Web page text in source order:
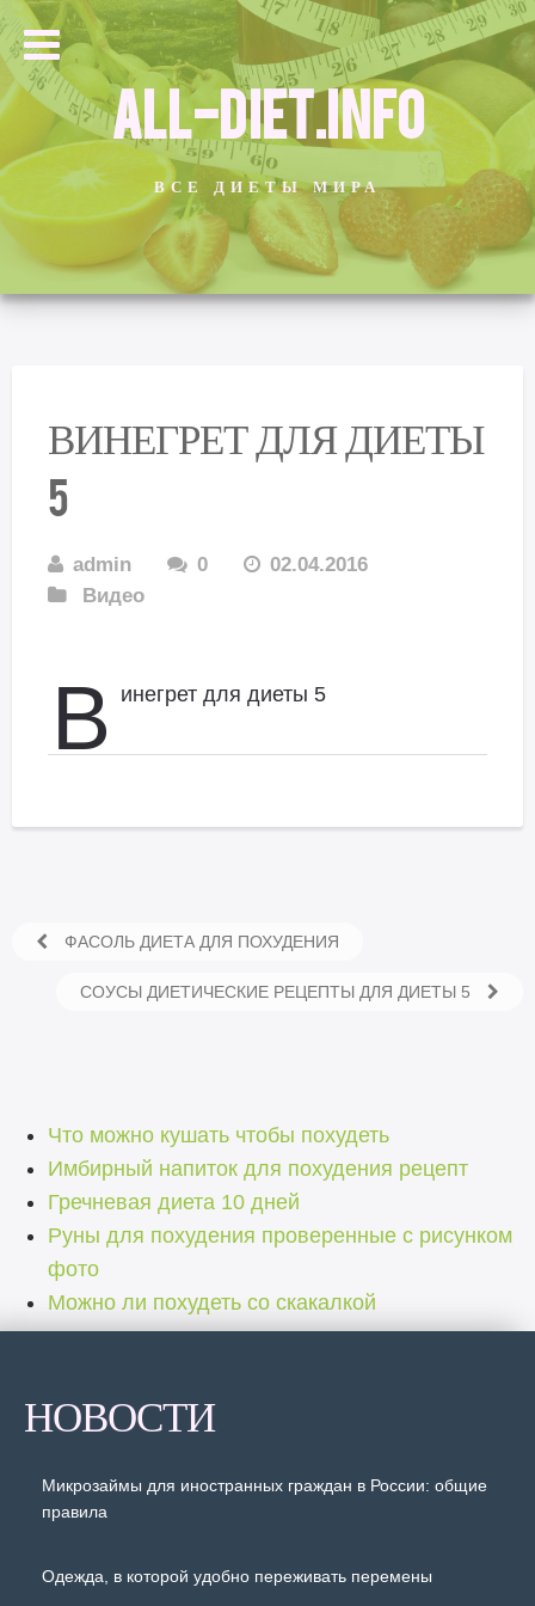
ALL-DIET.INFO
ВСЕ ДИЕТЫ МИРА
ВИНЕГРЕТ ДЛЯ ДИЕТЫ
5
admin 0
02.04.2016
Видео
В инегрет для диеты 5
ФАСОЛЬ ДИЕТА ДЛЯ ПОХУДЕНИЯ
СОУСЫ ДИЕТИЧЕСКИЕ РЕЦЕПТЫ ДЛЯ ДИЕТЫ 5
Что можно кушать чтобы похудеть
Имбирный напиток для похудения рецепт
Гречневая диета 10 дней
Руны для похудения проверенные с рисунком
фото
Можно ли похудеть со скакалкой
НОВОСТИ
Микрозаймы для иностранных граждан в России: общие
правила
Одежда, в которой удобно переживать перемены